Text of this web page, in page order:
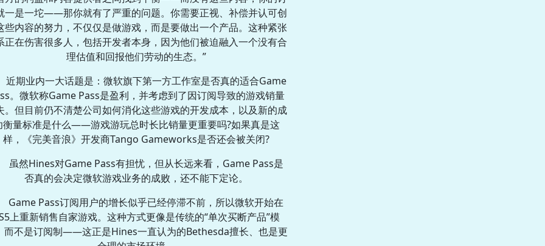
一是一坨——那你就有了严重的问题。你需要正视、补偿并认可创
些内容的努力，不仅仅是做游戏，而是要做出一个产品。这种紧张
正在伤害很多人，包括开发者本身，因为他们被迫融入一个没有合
理估值和回报他们劳动的生态。”
近期业内一大话题是：微软旗下第一方工作室是否真的适合Game
。微软称Game Pass是盈利，并考虑到了因订阅导致的游戏销量
。但目前仍不清楚公司如何消化这些游戏的开发成本，以及新的成
衡量标准是什么——游戏游玩总时长比销量更重要吗?如果真是这
样，《完美音浪》开发商Tango Gameworks是否还会被关闭?
虽然Hines对Game Pass有担忧，但从长远来看，Game Pass是
否真的会决定微软游戏业务的成败，还不能下定论。
Game Pass订阅用户的增长似乎已经停滞不前，所以微软开始在
上重新销售自家游戏。这种方式更像是传统的“单次买断产品”模
而不是订阅制——这正是Hines一直认为的Bethesda擅长、也是更